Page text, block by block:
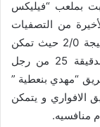
بملعب “فيليكس
من التصفيات
المؤهّلة لنهائيات كأس العالم، روسيا 2018 بنتيجة 2/0 حيث تمكن
الأسود من تسجيل الهدف الأول في حدود الدقيقة 25 من رجل
“مهدي بنعطية ”
و يتمكن
منافسيه.